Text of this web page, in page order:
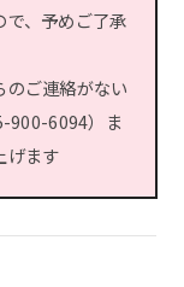
で、予めご了承
のご連絡がない
900-6094）ま
げます